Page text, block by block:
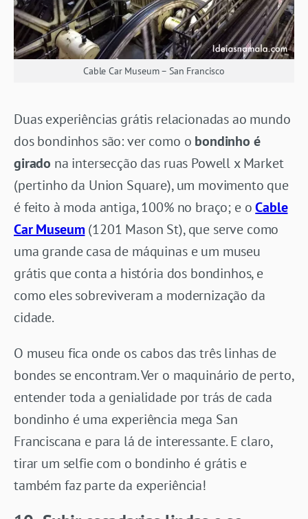
Cable Car Museum – San Francisco
Duas experiências grátis relacionadas ao mundo
dos bondinhos são: ver como o bondinho é
girado na intersecção das ruas Powell x Market
(pertinho da Union Square), um movimento que
é feito à moda antiga, 100% no braço; e oCable
Car Museum (1201 Mason St), que serve como
uma grande casa de máquinas e um museu
grátis que conta a história dos bondinhos, e
como eles sobreviveram a modernização da
cidade.
O museu fica onde os cabos das três linhas de
bondes se encontram. Ver o maquinário de perto,
entender toda a genialidade por trás de cada
bondinho é uma experiência mega San
Franciscana e para lá de interessante. E claro,
tirar um selfie com o bondinho é grátis e
também faz parte da experiência!